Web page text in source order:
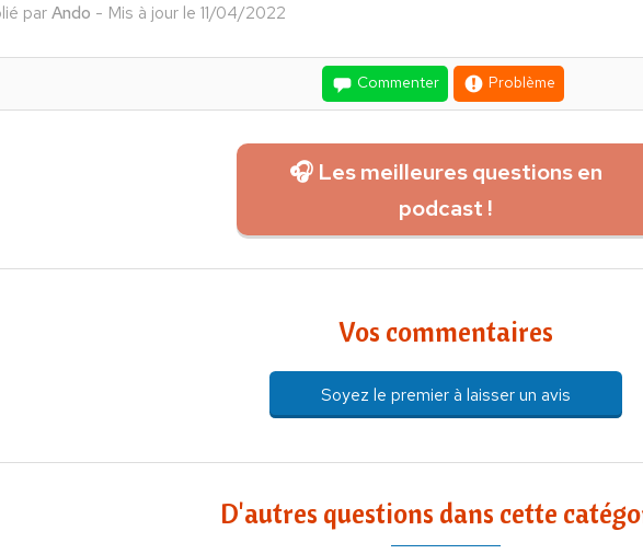
parAndo - Mis à jour le 11/04/2022
Commenter Problème
🎧 Les meilleures questions en
podcast !
Vos commentaires
Soyez le premier à laisser un avis
D'autres questions dans cette